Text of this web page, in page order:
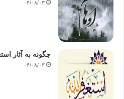
۰۴/۰۸/۰۳
چگونه به آثار
۰۴/۰۸/۰۳